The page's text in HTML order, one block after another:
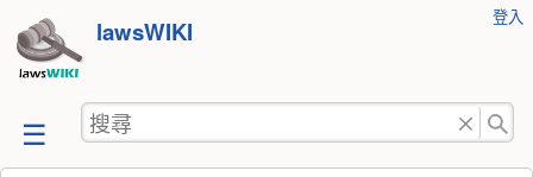
跳
至
容
lawsWIKI
工
登入
搜
尋